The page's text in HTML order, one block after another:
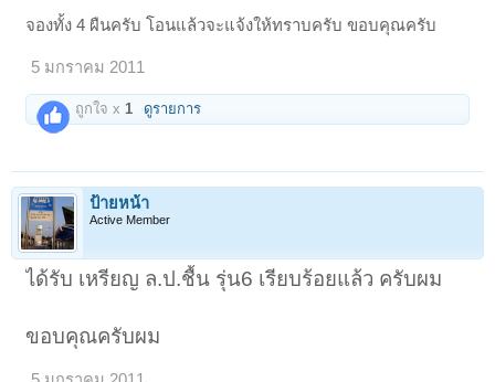
จากตู้วัตถุมงคลวัดครับ หมดแล้วหมดเลย
จองทั้ง 4 ผืนครับ โอนแล้วจะแจ้งให้ทราบครับ ขอบคุณครับ
5 มกราคม 2011
ถูกใจ x 1 ดูรายการ
ป้ายหน้า
Active Member
ได้รับ เหรียญ ล.ป.ชื้น รุ่น6 เรียบร้อยแล้ว ครับผม
ขอบคุณครับผม